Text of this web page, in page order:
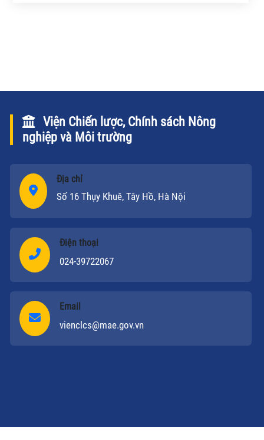
Viện Chiến lược, Chính sách Nông
nghiệp và Môi trường
Địa chỉ
Số 16 Thụy Khuê, Tây Hồ, Hà Nội
Điện thoại
024-39722067
Email
vienclcs@mae.gov.vn